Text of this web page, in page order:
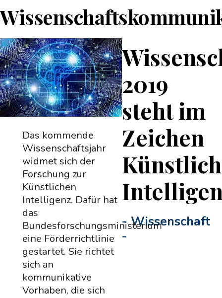
2019
steht im
Zeichen
-Wissenschaft
-
Das kommende
Wissenschaftsjahr
widmet sich der
Forschung zur
Künstlichen
Intelligenz. Dafür hat
das
Bundesforschungsministerium
eine Förderrichtlinie
gestartet. Sie richtet
sich an
kommunikative
Vorhaben, die sich